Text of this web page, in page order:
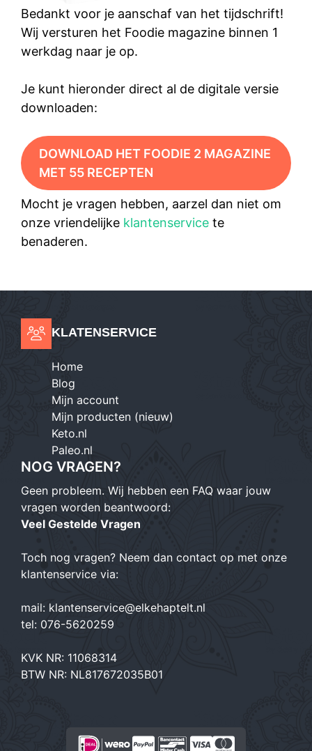
Bedankt voor je aanschaf van het tijdschrift!
Wij versturen het Foodie magazine binnen 1
werkdag naar je op.
Je kunt hieronder direct al de digitale versie
downloaden:
DOWNLOAD HET FOODIE 2 MAGAZINE
MET 55 RECEPTEN
Mocht je vragen hebben, aarzel dan niet om
onze vriendelijke klantenservice te
benaderen.
KLATENSERVICE
Home
Blog
Mijn account
Mijn producten (nieuw)
Keto.nl
Paleo.nl
NOG VRAGEN?
Geen probleem. Wij hebben een FAQ waar jouw
vragen worden beantwoord:
Veel Gestelde Vragen
Toch nog vragen? Neem dan contact op met onze
klantenservice via:
mail: klantenservice@elkehaptelt.nl
tel: 076-5620259
KVK NR: 11068314
BTW NR: NL817672035B01